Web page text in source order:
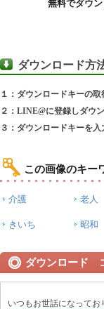
無料でダウン
ダウンロード方
１：ダウンロードキーの取
２：LINE@に登録しダウ
３：ダウンロードキーを
この画像のキー
介護 老人
きいち 昭和
ダウンロード
いつもお世話になってお